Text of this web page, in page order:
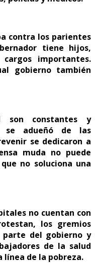
contra los parientes
tiene hijos,
importantes.
gobierno también
son constantes y
se adueñó de las
se dedicaron a
muda no puede
no soluciona una
no cuentan con
los gremios
del gobierno y
de la salud
línea de la pobreza.